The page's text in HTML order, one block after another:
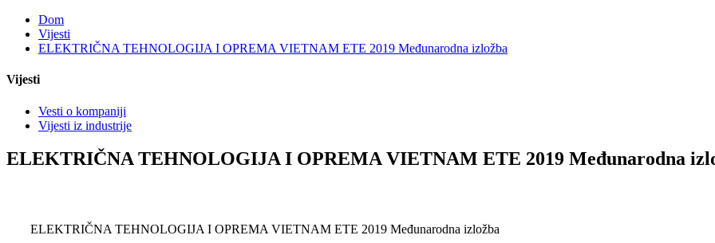
Dom
Vijesti
ELEKTRIČNA TEHNOLOGIJA I OPREMA VIETNAM ETE 2019 Međunarodna izložba
Vijesti
Vesti o kompaniji
Vijesti iz industrije
ELEKTRIČNA TEHNOLOGIJA I OPREMA VIETNAM ETE 2019 Međunarodna
ELEKTRIČNA TEHNOLOGIJA I OPREMA VIETNAM ETE 2019 Međunarodna izložba